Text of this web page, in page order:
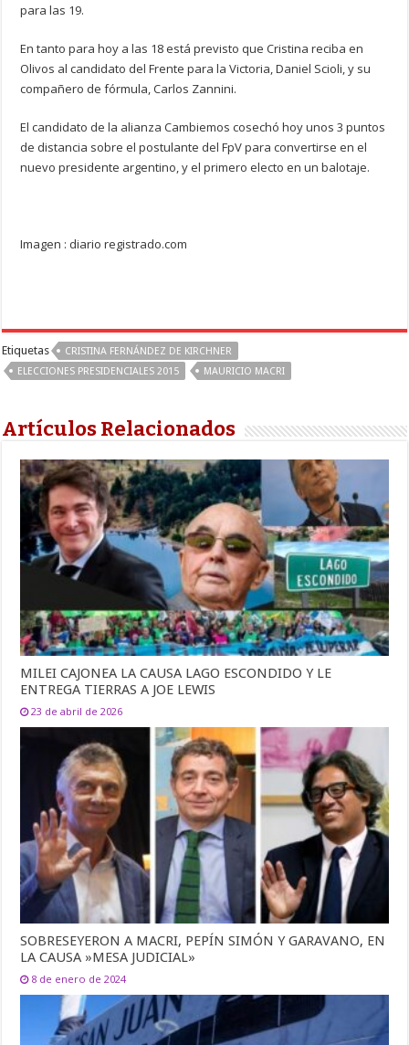
para las 19.
En tanto para hoy a las 18 está previsto que Cristina reciba en
Olivos al candidato del Frente para la Victoria, Daniel Scioli, y su
compañero de fórmula, Carlos Zannini.
El candidato de la alianza Cambiemos cosechó hoy unos 3 puntos
de distancia sobre el postulante del FpV para convertirse en el
nuevo presidente argentino, y el primero electo en un balotaje.
Imagen : diario registrado.com
Etiquetas
CRISTINA FERNÁNDEZ DE KIRCHNER
ELECCIONES PRESIDENCIALES 2015
MAURICIO MACRI
Artículos Relacionados
MILEI CAJONEA LA CAUSA LAGO ESCONDIDO Y LE
ENTREGA TIERRAS A JOE LEWIS
23 de abril de 2026
SOBRESEYERON A MACRI, PEPÍN SIMÓN Y GARAVANO, EN
LA CAUSA »MESA JUDICIAL»
8 de enero de 2024